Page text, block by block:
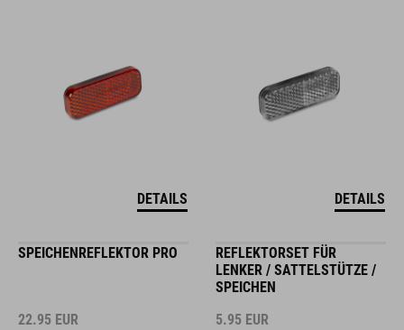
DETAILS DETAILS
SPEICHENREFLEKTOR PRO
22.95 EUR
REFLEKTORSET FÜR
LENKER / SATTELSTÜTZE /
SPEICHEN
5.95 EUR